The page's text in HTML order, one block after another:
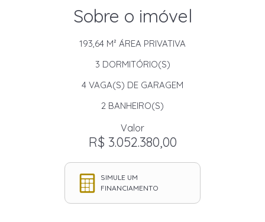
Sobre o imóvel
193,64 M² ÁREA PRIVATIVA
3 DORMITÓRIO(S)
4 VAGA(S) DE GARAGEM
2 BANHEIRO(S)
Valor
R$ 3.052.380,00
SIMULE UM
FINANCIAMENTO